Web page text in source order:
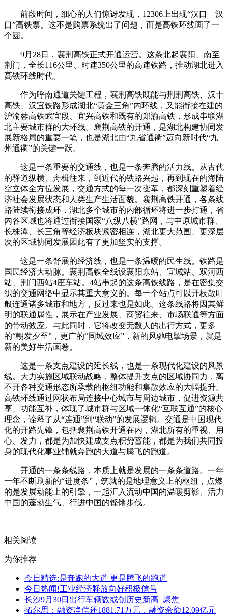
前段时间，细心的人们惊讶发现，12306上出现“汉口—汉
口”高铁票。这不是购票系统出了问题，而是高铁环线画了一
个圆。
9月28日，襄荆高铁正式开通运营。这条北起襄阳、南至
荆门，全长116公里、时速350公里的高速铁路，推动湖北进入
高铁环线时代。
作为呼南通道关键工程，襄荆高铁既能与荆荆高铁、汉十
高铁、汉宜铁路形成湖北“黄金三角”内环线，又能衔接在建的
沪渝蓉高铁武宜段、宜兴高铁和既有的郑渝高铁，形成串联湖
北主要城市群的大环线。襄荆高铁的开通，是湖北构建协同发
展新格局的重要一笔，也是湖北由“九省通衢”迈向新时代“九
州通衢”的关键一跃。
这是一条重要的交通线，也是一条奔腾的活力线。从古代
的驿道纵横、舟楫往来，到近代的铁路兴起，再到现在的海陆
空立体全方位发展，交通方式的每一次变革，都深刻重塑着经
济社会发展状态和人类生产生活面貌。襄荆高铁开通，各条线
路陆续衔接成环，湖北多个城市的内部循环将进一步打通，省
内各区域也将通过衔接国家“八纵八横”路网，与中原城市群、
长株潭、长三角等经济板块紧密相连，湖北更大范围、更深层
次的区域协同发展因此有了更加坚实的支撑。
这是一条舒展的经济线，也是一条温暖的民生线。铁路是
国民经济大动脉。襄荆高铁全线设襄阳东站、宜城站、双河西
站、荆门西站4座车站。4站串起的这条高铁线路，是在密集交
织的交通网络中显示其重大意义的。每一个站点可以开枝散叶
般连通诸多城市和地方，反过来也是如此。这条线路将因其鲜
明的联通属性，展示在产业发展、商贸往来、市场联通等方面
的带动效应。与此同时，它将改变无数人的出行方式，更多
的“朝发夕至”，更广的“同城效应”，新的风驰电掣场景，就是
新的美好生活画卷。
这是一条支点建设的延长线，也是一条现代化建设的风景
线。大力实施区域联动战略，整体提升支点的区域协同力，离
不开各种交通形态所承载的枢纽功能和集散效应的大幅提升。
高铁环线通过网状布局连接中心城市与周边城市，促进资源共
享、功能互补，体现了城市群与区域一体化“互联互通”的核心
理念，诠释了从“连通”到“联动”的发展逻辑。交通是中国现代
化的开路先锋，包括襄荆高铁开通在内，湖北所有的重视、用
心、发力，都是为加快建成支点积势蓄能，都是为我们共同投
身的现代化事业铺就奔跑的大道与腾飞的跑道。
开通的一条条线路，本质上就是发展的一条条道路。一年
一年不断刷新的“进度条”，筑就的是地理意义上的枢纽，点燃
的是发展动能上的引擎，一起汇入流动中国的温暖剪影、活力
中国的蓬勃生气、行进中国的铿锵步伐。
相关阅读
为你推荐
今日精选:是奔跑的大道 更是腾飞的跑道
今日热闻!工业经济释放向好积极信号
长沙9月30日出行车辆数或创历史新高_聚焦
拓尔思：融资净偿还1881.71万元，融资余额12.09亿元